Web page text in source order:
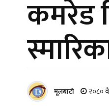
कमरेड
मूलबाटाे २०८०